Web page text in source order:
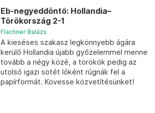
Eb-negyeddöntő: Hollandia–
Törökország 2-1
Flachner Balázs
A kieséses szakasz legkönnyebb ágára
kerülő Hollandia újabb győzelemmel menne
tovább a négy közé, a törökök pedig az
utolsó igazi sötét lóként rúgnák fel a
papírformát. Kövesse közvetítésünket!